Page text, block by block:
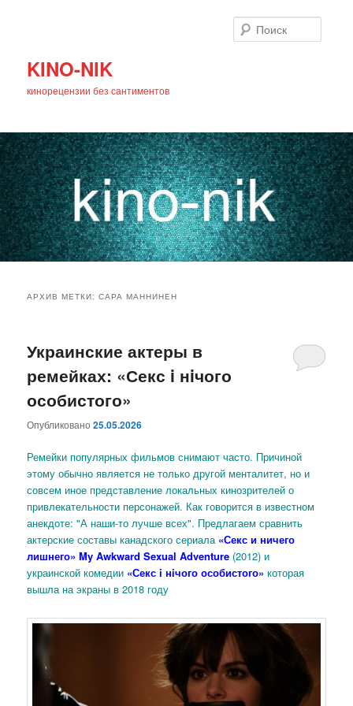
KINO-NIK
кинорецензии без сантиментов
основному
содержимому
дополнительному
содержимому
АРХИВ МЕТКИ:САРА МАННИНЕН
Украинские актеры в
ремейках: «Секс i нiчого
особистого»
Опубликовано25.05.2026
Ремейки популярных фильмов снимают часто. Причиной
этому обычно является не только другой менталитет, но и
совсем иное представление локальных кинозрителей о
привлекательности персонажей. Как говорится в известном
анекдоте: "А наши-то лучше всех". Предлагаем сравнить
актерские составы канадского сериала «Секс и ничего
лишнего» My Awkward Sexual Adventure (2012) и
украинской комедии «Секс i нiчого особистого»которая
вышла на экраны в 2018 году